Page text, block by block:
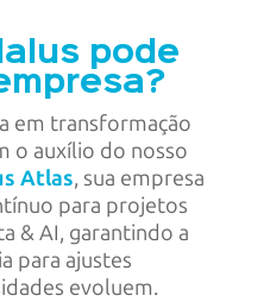
pode
em transformação
o auxílio do nosso
Atlas, sua empresa
para projetos
& AI, garantindo a
para ajustes
evoluem.